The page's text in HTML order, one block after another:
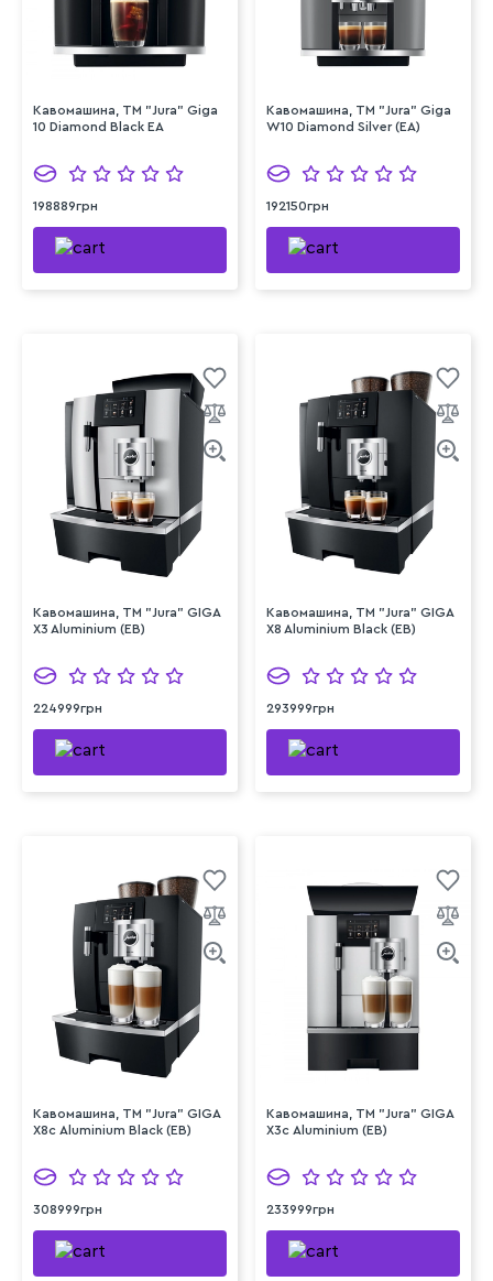
Кавомашина, TM "Jura" Giga
10 Diamond Black EA
198889грн
Кавомашина, TM "Jura" Giga
W10 Diamond Silver (EA)
192150грн
Кавомашина, TM "Jura" GIGA
X3 Aluminium (EB)
224999грн
Кавомашина, TM "Jura" GIGA
X8 Aluminium Black (EB)
293999грн
Кавомашина, TM "Jura" GIGA
X8с Aluminium Black (EB)
308999грн
Кавомашина, TM "Jura" GIGA
Х3с Aluminium (EB)
233999грн